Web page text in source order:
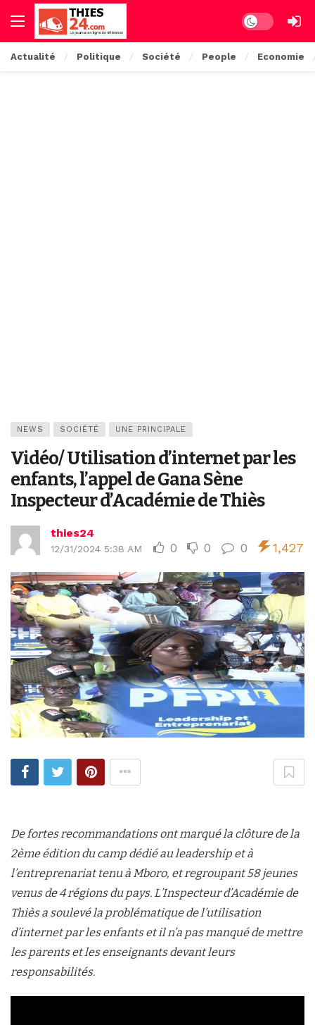
Dark mode
Actualité Politique Société People Economie
NEWS SOCIÉTÉ UNE PRINCIPALE
Vidéo/ Utilisation d’internet par les
enfants, l’appel de Gana Sène
Inspecteur d’Académie de Thiès
thies24
12/31/2024 5:38 AM 0 0 0 1,427
De fortes recommandations ont marqué la clôture de la
2ème édition du camp dédié au leadership et à
l’entreprenariat tenu à Mboro, et regroupant 58 jeunes
venus de 4 régions du pays. L’Inspecteur d’Académie de
Thiès a soulevé la problématique de l’utilisation
d’internet par les enfants et il n’a pas manqué de mettre
les parents et les enseignants devant leurs
responsabilités.